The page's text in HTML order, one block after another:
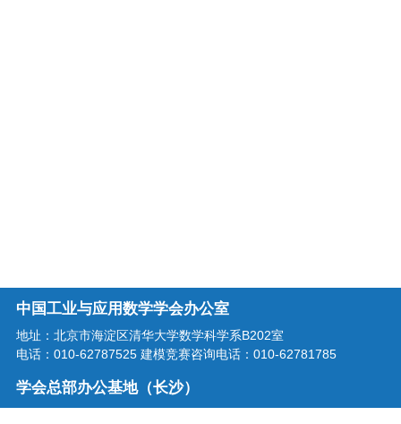
中国工业与应用数学学会办公室
地址：北京市海淀区清华大学数学科学系B202室
电话：010-62787525 建模竞赛咨询电话：010-62781785
学会总部办公基地（长沙）